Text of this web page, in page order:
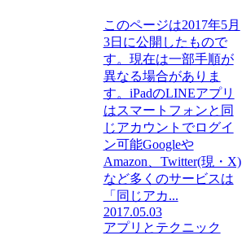
このページは2017年5月
3日に公開したもので
す。現在は一部手順が
異なる場合がありま
す。iPadのLINEアプリ
はスマートフォンと同
じアカウントでログイ
ン可能Googleや
Amazon、Twitter(現・X)
など多くのサービスは
「同じアカ...
2017.05.03
アプリとテクニック